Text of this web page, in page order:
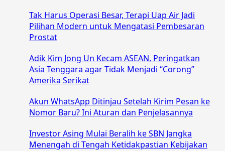
Tak Harus Operasi Besar, Terapi Uap Air Jadi
Pilihan Modern untuk Mengatasi Pembesaran
Prostat
Adik Kim Jong Un Kecam ASEAN, Peringatkan
Asia Tenggara agar Tidak Menjadi “Corong”
Amerika Serikat
Akun WhatsApp Ditinjau Setelah Kirim Pesan ke
Nomor Baru? Ini Aturan dan Penjelasannya
Investor Asing Mulai Beralih ke SBN Jangka
Menengah di Tengah Ketidakpastian Kebijakan